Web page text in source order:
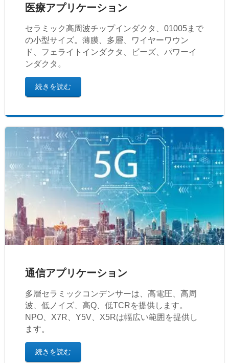
医療アプリケーション
セラミック高周波チップインダクタ、01005まで
の小型サイズ。薄膜、多層、ワイヤーワウン
ド、フェライトインダクタ、ビーズ、パワーイ
ンダクタ。
続きを読む
通信アプリケーション
多層セラミックコンデンサーは、高電圧、高周
波、低ノイズ、高Q、低TCRを提供します。
NPO、X7R、Y5V、X5Rは幅広い範囲を提供し
ます。
続きを読む